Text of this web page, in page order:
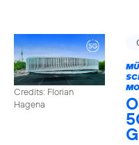
Credits: Florian
Hagena
O